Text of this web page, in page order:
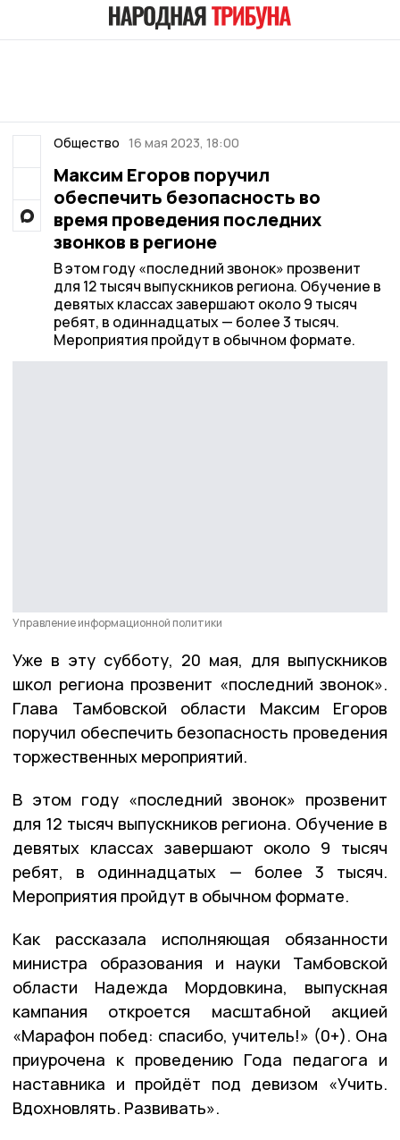
Общество 16 мая 2023, 18:00
Максим Егоров поручил
обеспечить безопасность во
время проведения последних
звонков в регионе
В этом году «последний звонок» прозвенит
для 12 тысяч выпускников региона. Обучение в
девятых классах завершают около 9 тысяч
ребят, в одиннадцатых — более 3 тысяч.
Мероприятия пройдут в обычном формате.
Управление информационной политики
Уже в эту субботу, 20 мая, для выпускников
школ региона прозвенит «последний звонок».
Глава Тамбовской области Максим Егоров
поручил обеспечить безопасность проведения
торжественных мероприятий.
В этом году «последний звонок» прозвенит
для 12 тысяч выпускников региона. Обучение в
девятых классах завершают около 9 тысяч
ребят, в одиннадцатых — более 3 тысяч.
Мероприятия пройдут в обычном формате.
Как рассказала исполняющая обязанности
министра образования и науки Тамбовской
области Надежда Мордовкина, выпускная
кампания откроется масштабной акцией
«Марафон побед: спасибо, учитель!» (0+). Она
приурочена к проведению Года педагога и
наставника и пройдёт под девизом «Учить.
Вдохновлять. Развивать».